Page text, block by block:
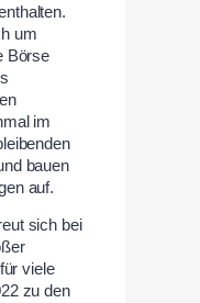
um
Börse
im
bauen
auf.
sich bei
viele
zu den